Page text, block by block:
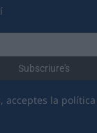
acceptes la